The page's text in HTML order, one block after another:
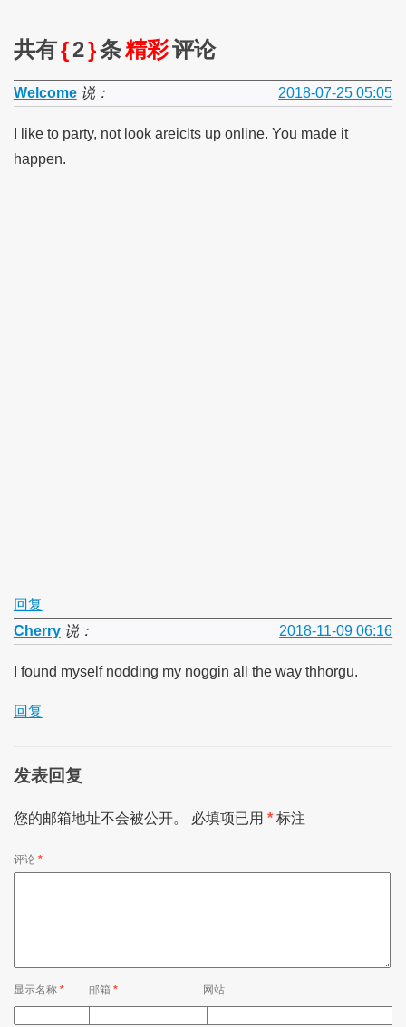
共有{2}条精彩评论
Welcome说： 2018-07-25 05:05
I like to party, not look areiclts up online. You made it
happen.
回复
Cherry说： 2018-11-09 06:16
I found myself nodding my noggin all the way thhorgu.
回复
发表回复
您的邮箱地址不会被公开。 必填项已用 *标注
评论 *
显示名称 * 网站
邮箱*